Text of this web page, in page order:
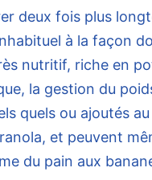
deux fois plus
à la façon
nutritif, riche en
la gestion du
quels ou ajoutés
et peuvent
du pain aux